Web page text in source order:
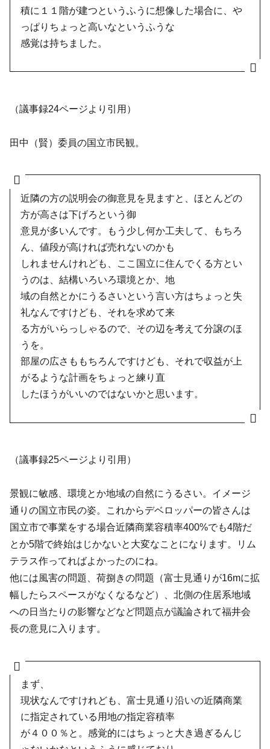
積に１１階が建つというふうに想像した場合に、や
っぱりちょっと高いなというふうな
感覚は持ちました。
（議事録24ページより引用）
田中（賢）委員の国立市民観。
近隣の方の説明会の御意見を見ますと、ほとんどの
方が高さは下げろという御
意見が多いんです。もう少し何か工夫して、もちろ
ん、値段が高ければ売れないのかも
しれませんけれども、ここ国立に住んでくる方とい
うのは、結構いろいろ環境とか、地
域の自然とかにうるさいという言い方はちょっと失
礼なんですけども、それを求めて来
る方がいらっしゃるので、その辺を考えて分譲のほ
うを。
部屋の広さももちろんですけども、それで収益が上
がるような計画をちょっと練り直
したほうがいいのではないかと思います。
（議事録25ページより引用）
景観に敏感、環境とか地域の自然にうるさい。イメージ
通りの国立市民の姿。これからデベロッパーの皆さんは
国立市で事業をする場合近隣商業容積率400%でも4階だ
とか5階で終始はじかないと大変なことになります。リム
テラス作ってればよかったのにね。
他には風害の問題、荷捌きの問題（富士見通りが16mに拡
幅したらスペースがなくなるなど）、北側の住居系地域
への日当たりの影響などなど問題点が議論されて福井会
長の意見に入ります。
まず、
現状なんですけれども、富士見通り沿いの近隣商業
に指定されている用地の指定容積率
が４００％と。感覚的にはちょっと大き過ぎるんじ